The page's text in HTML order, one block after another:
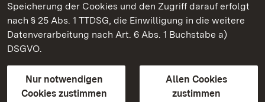
Speicherung der Cookies und den Zugriff darauf erfolgt
nach § 25 Abs. 1 TTDSG, die Einwilligung in die weitere
Datenverarbeitung nach Art. 6 Abs. 1 Buchstabe a)
DSGVO.
Nur notwendigen
Cookies zustimmen
Allen Cookies
zustimmen
Staatliche Schlösser und Gärten Baden-Württemberg
Kontakt
GebärdenspracheLeichte Sprache
Erklärung zur Barrierefreiheit
BITV-konform (geprüfte Seiten)